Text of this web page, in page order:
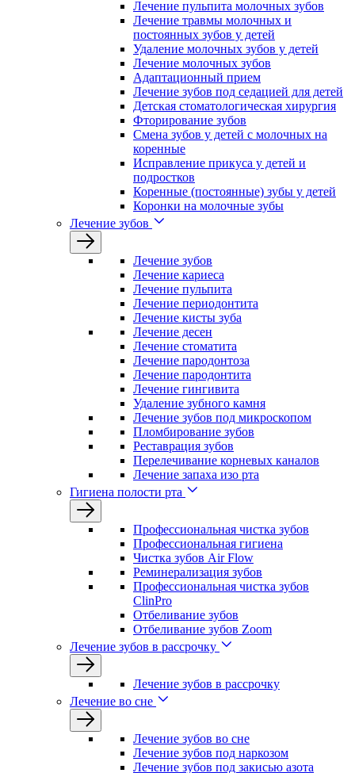
Лечение пульпита молочных зубов
Лечение травмы молочных и
постоянных зубов у детей
Удаление молочных зубов у детей
Лечение молочных зубов
Адаптационный прием
Лечение зубов под седацией для детей
Детская стоматологическая хирургия
Фторирование зубов
Смена зубов у детей с молочных на
коренные
Исправление прикуса у детей и
подростков
Коренные (постоянные) зубы у детей
Коронки на молочные зубы
Лечение зубов
Лечение зyбов
Лечение кариеса
Лечение пульпита
Лечение периодонтита
Лечение кисты зуба
Лечение десен
Лечение стоматита
Лечение пародонтоза
Лечение пародонтита
Лечение гингивита
Удаление зубного камня
Лечение зубов под микроскопом
Пломбирование зубов
Реставрация зубов
Перелечивание корневых каналов
Лечение запаха изо рта
Гигиена полости рта
Профессиональная чистка зубов
Профессиональная гигиена
Чистка зубов Air Flow
Реминерализация зубов
Профессиональная чистка зубов
ClinPro
Отбеливание зубов
Отбеливание зубов Zoom
Лечение зубов в рассрочку
Лечение зубов в рассрочку
Лечение во сне
Лечение зубов во сне
Лечение зубов под наркозом
Лечение зубов под закисью азота